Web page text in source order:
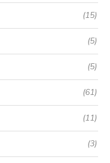
(15)
(5)
(5)
(61)
(11)
(3)